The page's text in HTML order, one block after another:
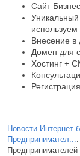
Сайт Бизнес
Внесение в
Домен для
Хостинг +
Новости
Предпринимател...